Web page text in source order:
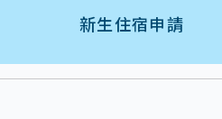
新生住宿申請